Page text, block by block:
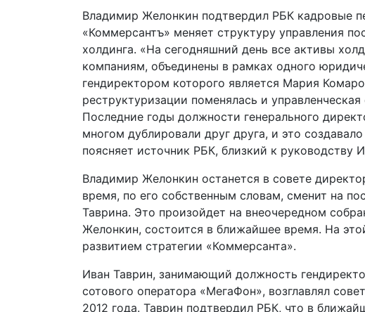
Владимир Желонкин подтвердил РБК кадровые
«Коммерсантъ» меняет структуру управления
холдинга. «На сегодняшний день все активы
компаниям, объединены в рамках одного
гендиректором которого является Мария
реструктуризации поменялась и
Последние годы должности генерального
многом дублировали друг друга, и это
поясняет источник РБК, близкий к руководству
Владимир Желонкин останется в совете
время, по его собственным словам, сменит на
Таврина. Это произойдет на внеочередном
Желонкин, состоится в ближайшее время. На
развитием стратегии «Коммерсанта».
Иван Таврин, занимающий должность
сотового оператора «МегаФон», возглавлял
2012 года. Таврин подтвердил РБК, что в